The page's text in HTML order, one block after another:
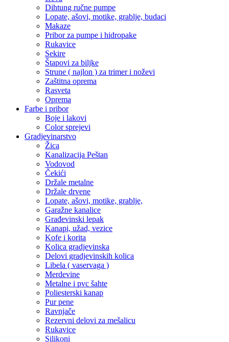
Dihtung ručne pumpe
Lopate, ašovi, motike, grablje, budaci
Makaze
Pribor za pumpe i hidropake
Rukavice
Sekire
Štapovi za biljke
Strune ( najlon ) za trimer i noževi
Zaštitna oprema
Rasveta
Oprema
Farbe i pribor
Boje i lakovi
Color sprejevi
Gradjevinarstvo
Žica
Kanalizacija Peštan
Vodovod
Čekići
Držale metalne
Držale drvene
Lopate, ašovi, motike, grablje,
Garažne kanalice
Građevinski lepak
Kanapi, užad, vezice
Kofe i korita
Kolica gradjevinska
Delovi gradjevinskih kolica
Libela ( vaservaga )
Merdevine
Metalne i pvc šahte
Poliesterski kanap
Pur pene
Ravnjače
Rezervni delovi za mešalicu
Rukavice
Silikoni